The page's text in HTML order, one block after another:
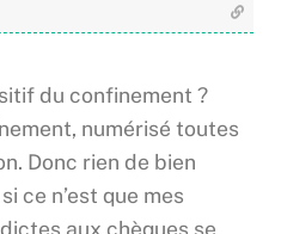
du confinement ?
numérisé toutes
Donc rien de bien
ce n’est que mes